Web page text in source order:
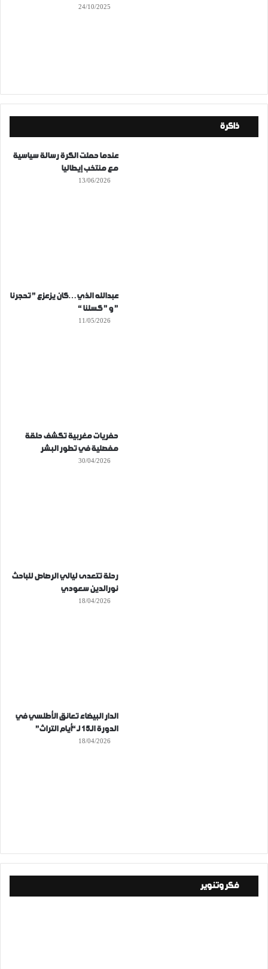
24/10/2025
ذاكرة
عندما حملت الكرة رسالة سياسية
مع منتخب إيطاليا
13/06/2026
عبدالله الذي…كان يزعزع ” تحجرنا
” و ” كسلنا “
11/05/2026
حفريات مغربية تكشف حلقة
مفصلية في تطور البشر
30/04/2026
رحلة تتعدى ليالي الرصاص للباحث
نورالدين سعودي
18/04/2026
الدار البيضاء تعانق الأطلسي في
الدورة الـ15 لـ “أيام التراث”
18/04/2026
فكر وتنوير